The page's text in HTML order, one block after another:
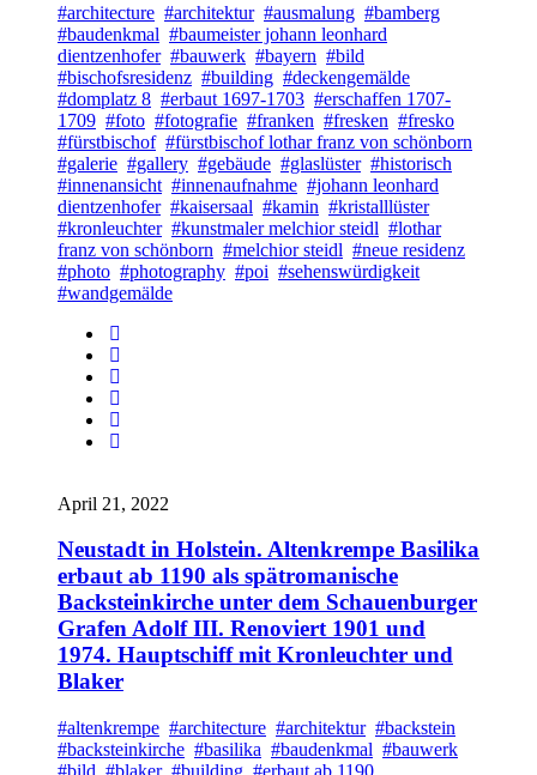
#architecture #architektur #ausmalung #bamberg
#baudenkmal #baumeister johann leonhard
dientzenhofer #bauwerk #bayern #bild
#bischofsresidenz #building #deckengemälde
#domplatz 8 #erbaut 1697-1703 #erschaffen 1707-
1709 #foto #fotografie #franken #fresken #fresko
#fürstbischof #fürstbischof lothar franz von schönborn
#galerie #gallery #gebäude #glaslüster #historisch
#innenansicht #innenaufnahme #johann leonhard
dientzenhofer #kaisersaal #kamin #kristalllüster
#kronleuchter #kunstmaler melchior steidl #lothar
franz von schönborn #melchior steidl #neue residenz
#photo #photography #poi #sehenswürdigkeit
#wandgemälde
April 21, 2022
Neustadt in Holstein. Altenkrempe Basilika
erbaut ab 1190 als spätromanische
Backsteinkirche unter dem Schauenburger
Grafen Adolf III. Renoviert 1901 und
1974. Hauptschiff mit Kronleuchter und
Blaker
#altenkrempe #architecture #architektur #backstein
#backsteinkirche #basilika #baudenkmal #bauwerk